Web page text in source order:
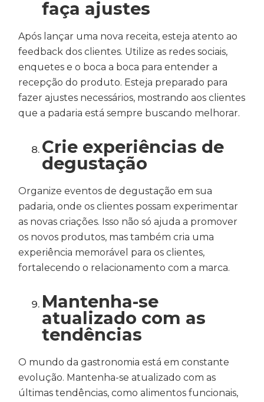
faça ajustes
Após lançar uma nova receita, esteja atento ao
feedback dos clientes. Utilize as redes sociais,
enquetes e o boca a boca para entender a
recepção do produto. Esteja preparado para
fazer ajustes necessários, mostrando aos clientes
que a padaria está sempre buscando melhorar.
Crie experiências de
degustação
Organize eventos de degustação em sua
padaria, onde os clientes possam experimentar
as novas criações. Isso não só ajuda a promover
os novos produtos, mas também cria uma
experiência memorável para os clientes,
fortalecendo o relacionamento com a marca.
Mantenha-se
atualizado com as
tendências
O mundo da gastronomia está em constante
evolução. Mantenha-se atualizado com as
últimas tendências, como alimentos funcionais,